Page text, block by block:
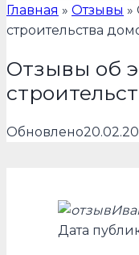
Главная » Отзывы »
строительства
Отзывы об
Обновлено
Дата